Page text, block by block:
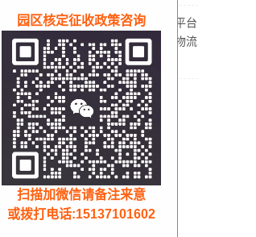
返税补贴停了、网货平台
涨价限票了，为什么物流
企业都开始选择1%司机
运费成本票了？
有限公司返税
园区核定征收政策咨询
扫描加微信请备注来意
或拨打电话:15137101602